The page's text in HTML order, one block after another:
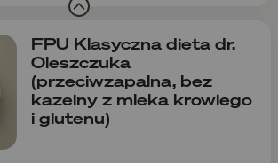
FPU Klasyczna dieta dr.
Oleszczuka
(przeciwzapalna, bez
kazeiny z mleka krowiego
i glutenu)